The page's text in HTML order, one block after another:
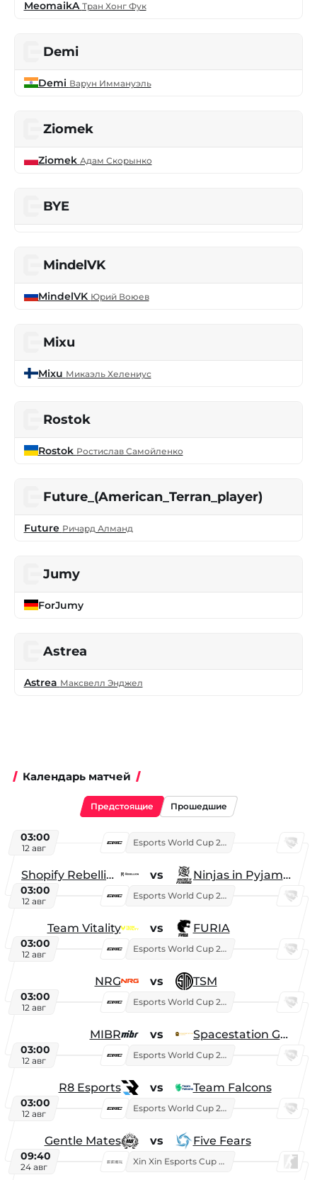
MeomaikA Тран Хонг Фук
Demi
Demi Варун Иммануэль
Ziomek
Ziomek Адам Скорынко
BYE
MindelVK
MindelVK Юрий Воюев
Mixu
Mixu Микаэль Хелениус
Rostok
Rostok Ростислав Самойленко
Future_(American_Terran_player)
Future Ричард Алманд
Jumy
ForJumy
Astrea
Astrea Максвелл Энджел
Календарь матчей
Предстоящие Прошедшие
03:00
12 авг
Esports World Cup 2026
Shopify Rebellion vs Ninjas in Pyjamas
03:00
12 авг
Esports World Cup 2026
Team Vitality vs FURIA
03:00
12 авг
Esports World Cup 2026
NRG vs TSM
03:00
12 авг
Esports World Cup 2026
MIBR vs Spacestation Gaming
03:00
12 авг
Esports World Cup 2026
R8 Esports vs Team Falcons
03:00
12 авг
Esports World Cup 2026
Gentle Mates vs Five Fears
09:40
24 авг
Xin Xin Esports Cup 2025